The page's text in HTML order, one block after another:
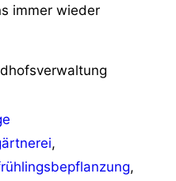
immer wieder
,
,